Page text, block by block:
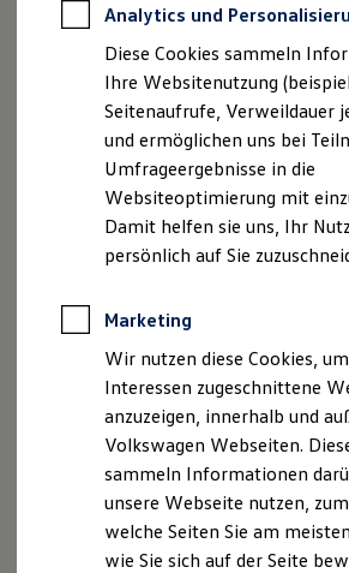
Professional Class bei
Behörden
Direktkunden
Sonderfahrzeuge
Anpfiff zum Gewinn
Elektromobilität
Elektroautos
ID. Tutorials
Elektrofahrzeugkonzepte
ID. EVERY1
Reichweite
Rekuperation
Laden unterwegs
Laden Zuhause
Ladestationen finden
Ladezeitensimulator
Batterie
Sicherheit
Nachhaltigkeit
Technologie
Kosten und Kauf
Impressum
Waldhausen & Bürkel Viersen GmbH
Viersener Straße 135-137
41751 Viersen
Tel.: 02162 / 93 40-0
Fax: 02162 / 93 40 51
INFO.VW.VIE@WALDHAUSEN-
Sitz Viersen, AG Mönchengladbach
phG: Waldhausen & Bürkel Viersen
AG Mönchengladbach HRB 12944
GF: Oliver Bürkel
USt-ID-Nr. DE120 003 723
Versicherungsvermittlerregister
D-GWF4-N03WN-4
www.vermittlerregister.info
Analytics und
Diese Cookies sammeln
Ihre Websitenutzung
Seitenaufrufe, Verweildauer
und ermöglichen uns bei
Umfrageergebnisse in die
Websiteoptimierung mit
Damit helfen sie uns, Ihr
persönlich auf Sie
Marketing
Wir nutzen diese Cookies,
Interessen zugeschnittene
anzuzeigen, innerhalb und
Volkswagen Webseiten.
sammeln Informationen
unsere Webseite nutzen,
welche Seiten Sie am
wie Sie sich auf der Seite